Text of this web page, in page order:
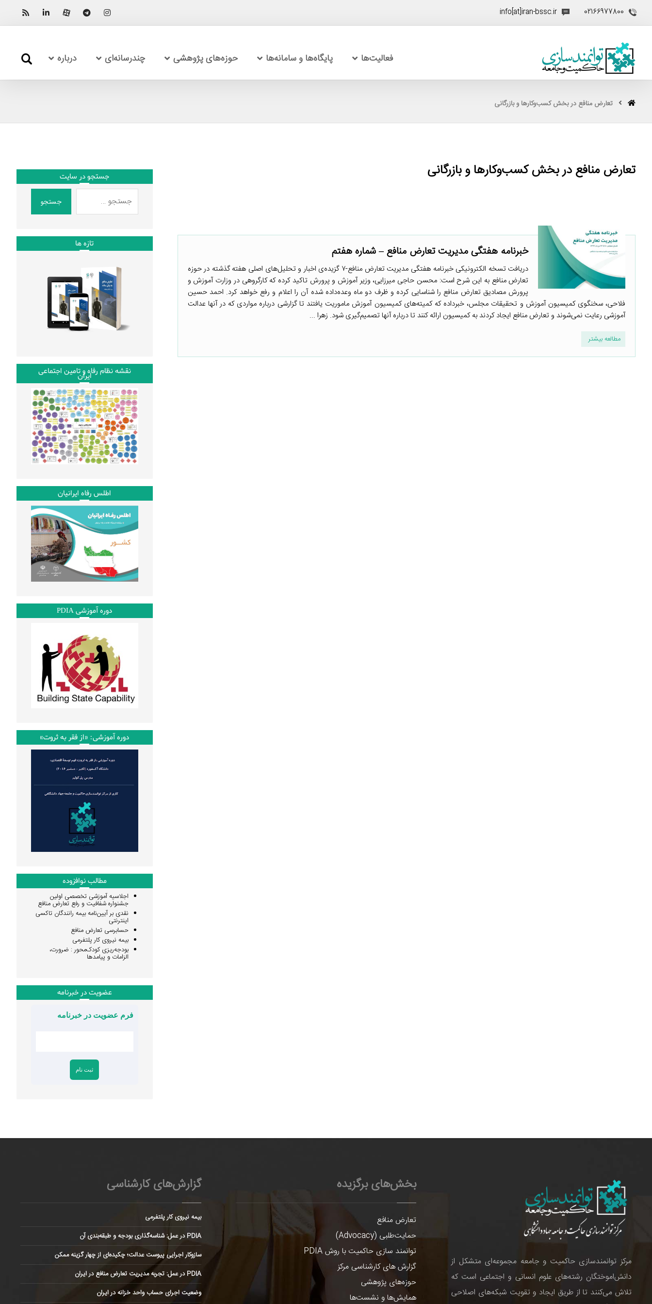
02166977800
info[at]iran-bssc.ir
فعالیت‌ها پایگاه‌ها و سامانه‌ها حوزه‌های پژوهشی چندرسانه‌ای درباره
تعارض منافع در بخش کسب‌وکارها و بازرگانی
تعارض منافع در بخش کسب‌وکارها و بازرگانی
خبرنامه هفتگی مدیریت تعارض منافع – شماره هفتم
دریافت تسخه الکترونیکی خبرنامه هفتگی مدیریت تعارض منافع-۷ گزیده‌ی اخبار و تحلیل‌های اصلی هفته گذشته در حوزه
تعارض منافع به این شرح است: محسن حاجی میرزایی، وزیر آموزش و پرورش تاکید کرده که کارگروهی در وزارت آموزش و
پرورش مصادیق تعارض منافع را شناسایی کرده و ظرف دو ماه وعده‌داده شده آن را اعلام و رفع خواهد کرد. احمد حسین
فلاحی، سخنگوی کمیسیون آموزش و تحقیقات مجلس، خبرداده که کمیته‌های کمیسیون آموزش ماموریت یافتند تا گزارشی درباره مواردی که در آنها عدالت
آموزشی رعایت نمی‌شوند و تعارض منافع ایجاد کردند به کمیسیون ارائه کنند تا درباره آنها تصمیم‌گیری شود. زهرا ...
مطالعه بیشتر
جستجو در سایت
جستجو
تازه ها
نقشه نظام رفاه و تامین اجتماعی
ایران
اطلس رفاه ایرانیان
دوره آموزشی PDIA
دوره آموزشی: «از فقر به ثروت»
مطالب نوافزوده
اجلاسیه آموزشی تخصصی اولین
جشنواره شفافیت و رفع تعارض منافع
نقدی بر آیین‌نامه بیمه رانندگان تاکسی
اینترنتی
حسابرسی تعارض منافع
بیمه نیروی کار پلتفرمی
بودجه‌ریزی کودک‌محور : ضرورت،
الزامات و پیامدها
عضویت در خبرنامه
فرم عضویت در خبرنامه
مرکز توانمندسازی حاکمیت و جامعه مجموعه‌ای متشکل از
دانش‌اموختگان رشته‌های علوم انسانی و اجتماعی است که
تلاش می‌کنند تا از طریق ایجاد و تقویت شبکه‌های اصلاحی
بخش‌های برگزیده
تعارض منافع
حمایت‌طلبی (Advocacy)
توانمند سازی حاکمیت با روش PDIA
گزارش های کارشناسی مرکز
حوزه‌های پژوهشی
همایش‌ها و نشست‌ها
گزارش‌های کارشناسی
بیمه نیروی کار پلتفرمی
PDIA در عمل: شناسه‌گذاری بودجه و طبقه‌بندی آن
سازوکار اجرایی پیوست عدالت؛ چکیده‌ای از چهار گزینه ممکن
PDIA در عمل: تجربه مدیریت تعارض منافع در ایران
وضعیت اجرای حساب واحد خزانه در ایران